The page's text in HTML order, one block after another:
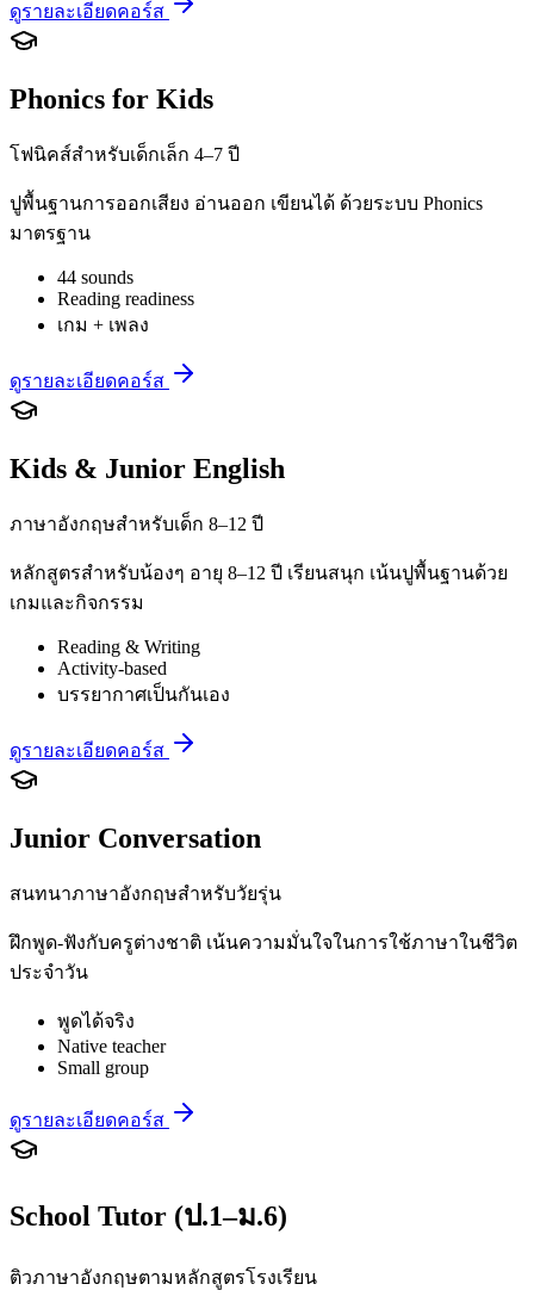
ดูรายละเอียดคอร์ส
Phonics for Kids
โฟนิคส์สำหรับเด็กเล็ก 4–7 ปี
ปูพื้นฐานการออกเสียง อ่านออก เขียนได้ ด้วยระบบ Phonics
มาตรฐาน
44 sounds
Reading readiness
เกม + เพลง
ดูรายละเอียดคอร์ส
Kids & Junior English
ภาษาอังกฤษสำหรับเด็ก 8–12 ปี
หลักสูตรสำหรับน้องๆ อายุ 8–12 ปี เรียนสนุก เน้นปูพื้นฐานด้วย
เกมและกิจกรรม
Reading & Writing
Activity-based
บรรยากาศเป็นกันเอง
ดูรายละเอียดคอร์ส
Junior Conversation
สนทนาภาษาอังกฤษสำหรับวัยรุ่น
ฝึกพูด-ฟังกับครูต่างชาติ เน้นความมั่นใจในการใช้ภาษาในชีวิต
ประจำวัน
พูดได้จริง
Native teacher
Small group
ดูรายละเอียดคอร์ส
School Tutor (ป.1–ม.6)
ติวภาษาอังกฤษตามหลักสูตรโรงเรียน